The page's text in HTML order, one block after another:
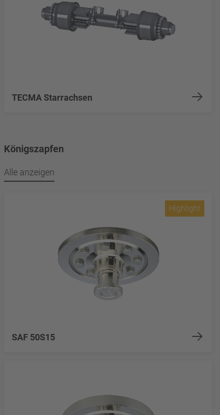
TECMA Starrachsen
Königszapfen
Alle anzeigen
SAF 50S15
Highlight